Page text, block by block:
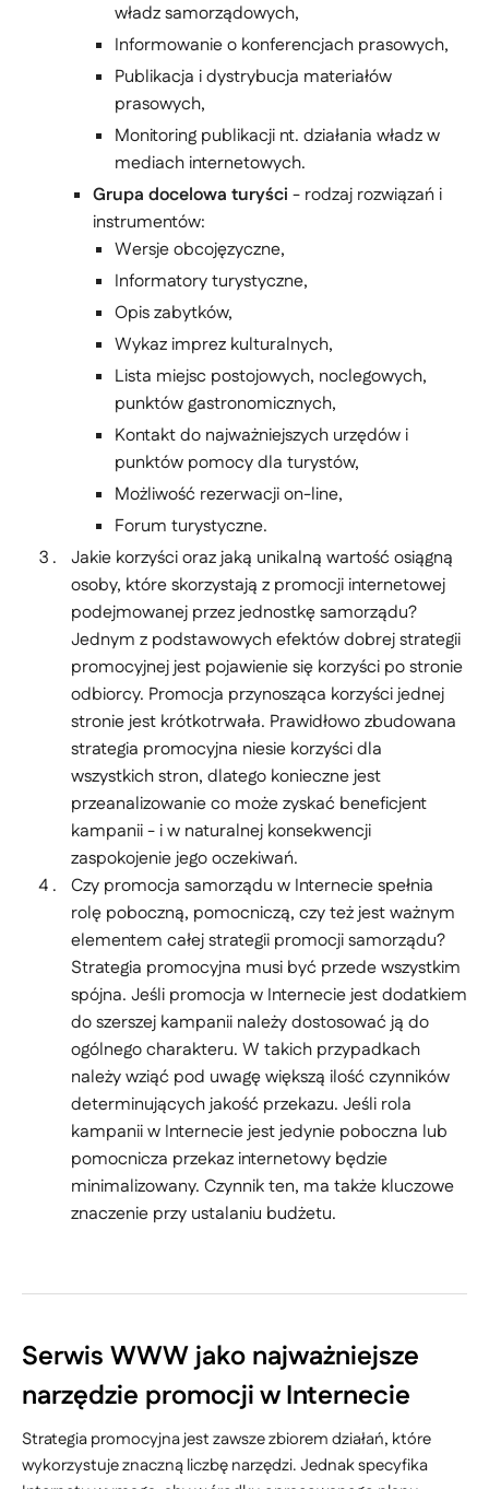
władz samorządowych,
Informowanie o konferencjach prasowych,
Publikacja i dystrybucja materiałów
prasowych,
Monitoring publikacji nt. działania władz w
mediach internetowych.
Grupa docelowa turyści - rodzaj rozwiązań i
instrumentów:
Wersje obcojęzyczne,
Informatory turystyczne,
Opis zabytków,
Wykaz imprez kulturalnych,
Lista miejsc postojowych, noclegowych,
punktów gastronomicznych,
Kontakt do najważniejszych urzędów i
punktów pomocy dla turystów,
Możliwość rezerwacji on-line,
Forum turystyczne.
Jakie korzyści oraz jaką unikalną wartość osiągną
osoby, które skorzystają z promocji internetowej
podejmowanej przez jednostkę samorządu?
Jednym z podstawowych efektów dobrej strategii
promocyjnej jest pojawienie się korzyści po stronie
odbiorcy. Promocja przynosząca korzyści jednej
stronie jest krótkotrwała. Prawidłowo zbudowana
strategia promocyjna niesie korzyści dla
wszystkich stron, dlatego konieczne jest
przeanalizowanie co może zyskać beneficjent
kampanii - i w naturalnej konsekwencji
zaspokojenie jego oczekiwań.
Czy promocja samorządu w Internecie spełnia
rolę poboczną, pomocniczą, czy też jest ważnym
elementem całej strategii promocji samorządu?
Strategia promocyjna musi być przede wszystkim
spójna. Jeśli promocja w Internecie jest dodatkiem
do szerszej kampanii należy dostosować ją do
ogólnego charakteru. W takich przypadkach
należy wziąć pod uwagę większą ilość czynników
determinujących jakość przekazu. Jeśli rola
kampanii w Internecie jest jedynie poboczna lub
pomocnicza przekaz internetowy będzie
minimalizowany. Czynnik ten, ma także kluczowe
znaczenie przy ustalaniu budżetu.
Serwis WWW jako najważniejsze
narzędzie promocji w Internecie
Strategia promocyjna jest zawsze zbiorem działań, które
wykorzystuje znaczną liczbę narzędzi. Jednak specyfika